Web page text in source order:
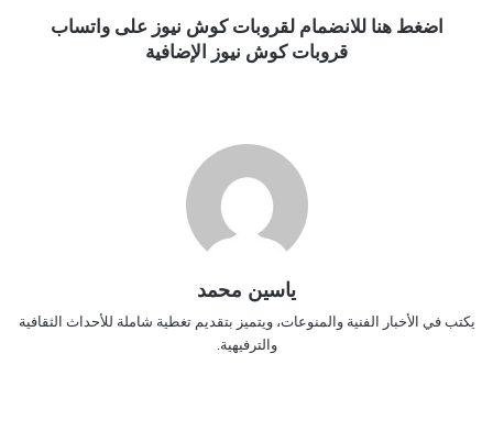
اضغط هنا للانضمام لقروبات كوش نيوز على واتساب
قروبات كوش نيوز الإضافية
ياسين محمد
يكتب في الأخبار الفنية والمنوعات، ويتميز بتقديم تغطية شاملة للأحداث الثقافية
والترفيهية.